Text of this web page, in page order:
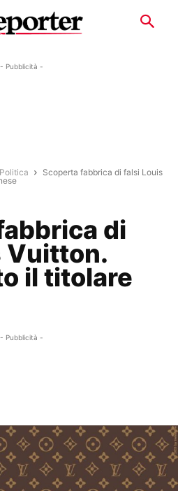
- Pubblicità -
Scoperta fabbrica di falsi Louis
di
Vuitton.
il titolare
- Pubblicità -